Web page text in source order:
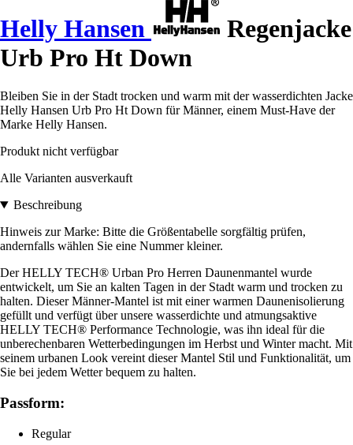
Helly Hansen
Regenjacke
Urb Pro Ht Down
Bleiben Sie in der Stadt trocken und warm mit der wasserdichten Jacke
Helly Hansen Urb Pro Ht Down für Männer, einem Must-Have der
Marke Helly Hansen.
Produkt nicht verfügbar
Alle Varianten ausverkauft
Beschreibung
Hinweis zur Marke: Bitte die Größentabelle sorgfältig prüfen,
andernfalls wählen Sie eine Nummer kleiner.
Der HELLY TECH® Urban Pro Herren Daunenmantel wurde
entwickelt, um Sie an kalten Tagen in der Stadt warm und trocken zu
halten. Dieser Männer-Mantel ist mit einer warmen Daunenisolierung
gefüllt und verfügt über unsere wasserdichte und atmungsaktive
HELLY TECH® Performance Technologie, was ihn ideal für die
unberechenbaren Wetterbedingungen im Herbst und Winter macht. Mit
seinem urbanen Look vereint dieser Mantel Stil und Funktionalität, um
Sie bei jedem Wetter bequem zu halten.
Passform:
Regular